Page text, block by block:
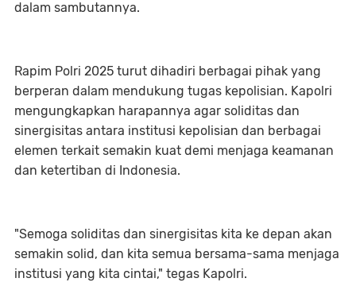
dalam sambutannya.
Rapim Polri 2025 turut dihadiri berbagai pihak yang
berperan dalam mendukung tugas kepolisian. Kapolri
mengungkapkan harapannya agar soliditas dan
sinergisitas antara institusi kepolisian dan berbagai
elemen terkait semakin kuat demi menjaga keamanan
dan ketertiban di Indonesia.
"Semoga soliditas dan sinergisitas kita ke depan akan
semakin solid, dan kita semua bersama-sama menjaga
institusi yang kita cintai," tegas Kapolri.